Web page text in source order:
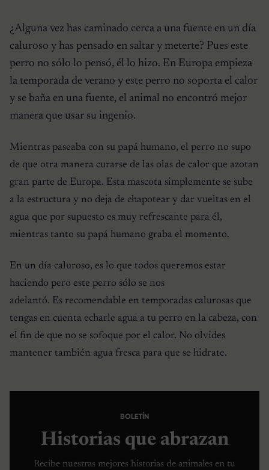
¿Alguna vez has caminado cerca a una fuente en un día
caluroso y has pensado en saltar y meterte? Pues este
perro no sólo lo pensó, él lo hizo. En Europa empieza
la temporada de verano y este perro no soporta el calor
y se baña en una fuente, el animal no encontró mejor
manera que usar su ingenio.
Mientras paseaba con su papá humano, el perro no supo
de que otra manera curarse de las olas de calor que azotan
gran parte de Europa. Esta mascota simplemente se sube
a la estructura y no deja de chapotear y dar vueltas en el
agua que por supuesto es muy refrescante para él,
mientras tanto su papá humano graba el momento.
En un día caluroso, es lo que todos queremos estar
haciendo pero este perro sólo se nos
adelantó. Es recomendable en temporadas calurosas que
tengas en cuenta echarle agua a tu perro en la cabeza, con
el fin de que no se sofoque por el calor. No olvides
mantener también agua fresca para que se hidrate.
BOLETÍN
Historias que abrazan
Recibe nuestras mejores historias de animales en tu